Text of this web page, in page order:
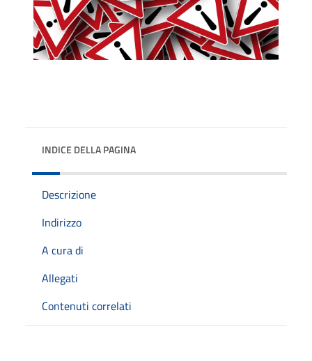
INDICE DELLA PAGINA
Descrizione
Indirizzo
A cura di
Allegati
Contenuti correlati